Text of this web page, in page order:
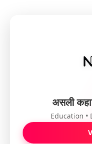
असली
Education •